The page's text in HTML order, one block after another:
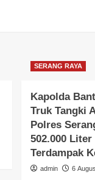
SERANG RAYA
Kapolda
Truk Tangki
Polres
502.000
Terdampak
admin 6